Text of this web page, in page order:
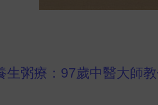
生粥療：97歲中醫大師